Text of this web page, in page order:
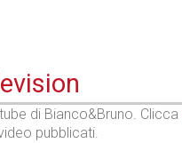
di Bianco&Bruno. Clicca
pubblicati.